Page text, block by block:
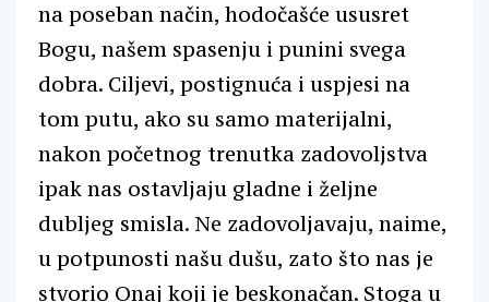
na poseban način, hodočašće ususret
Bogu, našem spasenju i punini svega
dobra. Ciljevi, postignuća i uspjesi na
tom putu, ako su samo materijalni,
nakon početnog trenutka zadovoljstva
ipak nas ostavljaju gladne i željne
dubljeg smisla. Ne zadovoljavaju, naime,
u potpunosti našu dušu, zato što nas je
stvorio Onaj koji je beskonačan. Stoga u